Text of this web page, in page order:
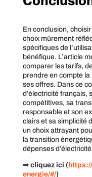
En conclusion,
choix mûrement
spécifiques de
bénéfique. L’article
comparer les tarifs,
prendre en compte
ses offres. Dans ce
d’électricité français,
compétitives, sa
responsable et son
clairs et sa simplicité
un choix attrayant
la transition
dépenses
⇒ cliquez ici (
energie/#/)